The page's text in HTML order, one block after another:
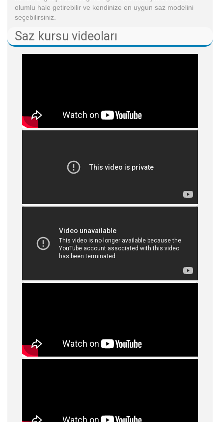
olumlu hale getirebilir ve kendinize en uygun saz modelini
seçebilirsiniz.
Saz kursu videoları